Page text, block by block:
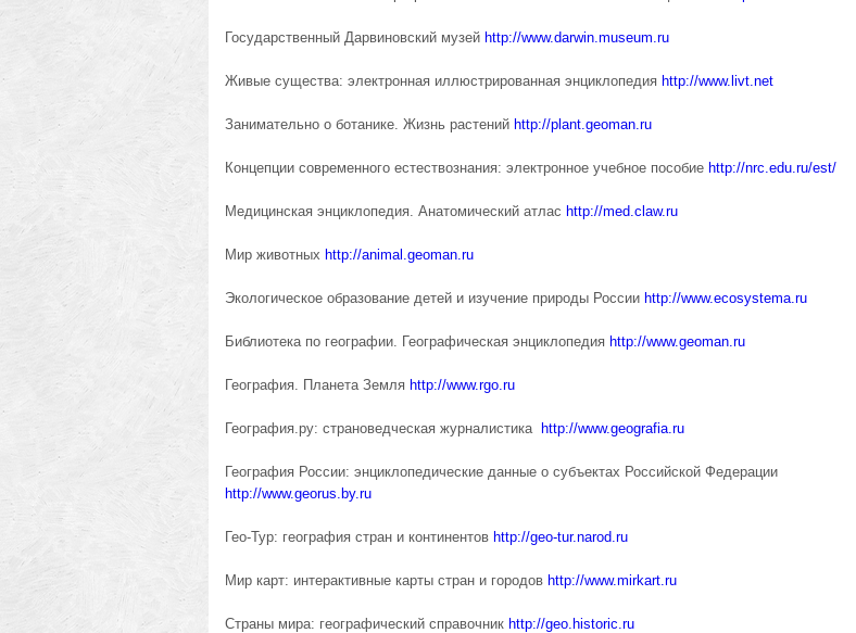
Государственный Дарвиновский музей http://www.darwin.museum.ru
Живые существа: электронная иллюстрированная энциклопедия http://www.livt.net
Занимательно о ботанике. Жизнь растений http://plant.geoman.ru
Концепции современного естествознания: электронное учебное пособие http://nrc.edu.ru/est/
Медицинская энциклопедия. Анатомический атлас http://med.claw.ru
Мир животных http://animal.geoman.ru
Экологическое образование детей и изучение природы России http://www.ecosystema.ru
Библиотека по географии. Географическая энциклопедия http://www.geoman.ru
География. Планета Земля http://www.rgo.ru
География.ру: страноведческая журналистика http://www.geografia.ru
География России: энциклопедические данные о субъектах Российской Федерации
http://www.georus.by.ru
Гео-Тур: география стран и континентов http://geo-tur.narod.ru
Мир карт: интерактивные карты стран и городов http://www.mirkart.ru
Страны мира: географический справочник http://geo.historic.ru